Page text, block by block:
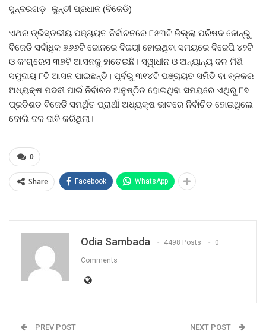
ସୁନ୍ଦରଗଡ଼- କୁନ୍ତୀ ପ୍ରଧାନ (ବିଜେଡି)
ଏଥର ତ୍ରିସ୍ତରୀୟ ପଞ୍ଚାୟତ ନିର୍ବାଚନରେ ୮୫୩ଟି ଜିଲ୍ଲା ପରିଷଦ ଜୋନ୍‌ରୁ
ବିଜେଡି ସର୍ବାଧିକ ୭୬୬ଟି ଜୋନରେ ବିଜୟୀ ହୋଇଥିବା ସମୟରେ ବିଜେପି ୪୨ଟି
ଓ କଂଗ୍ରେସ ୩୭ଟି ଆସନକୁ ହାତେଇଛି। ସ୍ୱାଧୀନ ଓ ଅନ୍ୟାନ୍ୟ ଦଳ ମିଶି
ସମୁଦାୟ ୮ଟି ଆସନ ପାଇଛନ୍ତି। ପୂର୍ବରୁ ୩୧୪ଟି ପଞ୍ଚାୟତ ସମିତି ବା ବ୍ଳକର
ଅଧ୍ୟକ୍ଷ ପଦବୀ ପାଇଁ ନିର୍ବାଚନ ଅନୁଷ୍ଠିତ ହୋଇଥିବା ସମୟରେ ଏଥିରୁ ୮୭
ପ୍ରତିଶତ ବିଜେଡି ସମର୍ଥିତ ପ୍ରାର୍ଥୀ ଅଧ୍ୟକ୍ଷ ଭାବରେ ନିର୍ବାଚିତ ହୋଇଥିଲେ
ବୋଲି ଦଳ ଦାବି କରିଥିଲା।
0
Share Facebook WhatsApp
Odia Sambada 4498 Posts 0
Comments
PREV POST NEXT POST